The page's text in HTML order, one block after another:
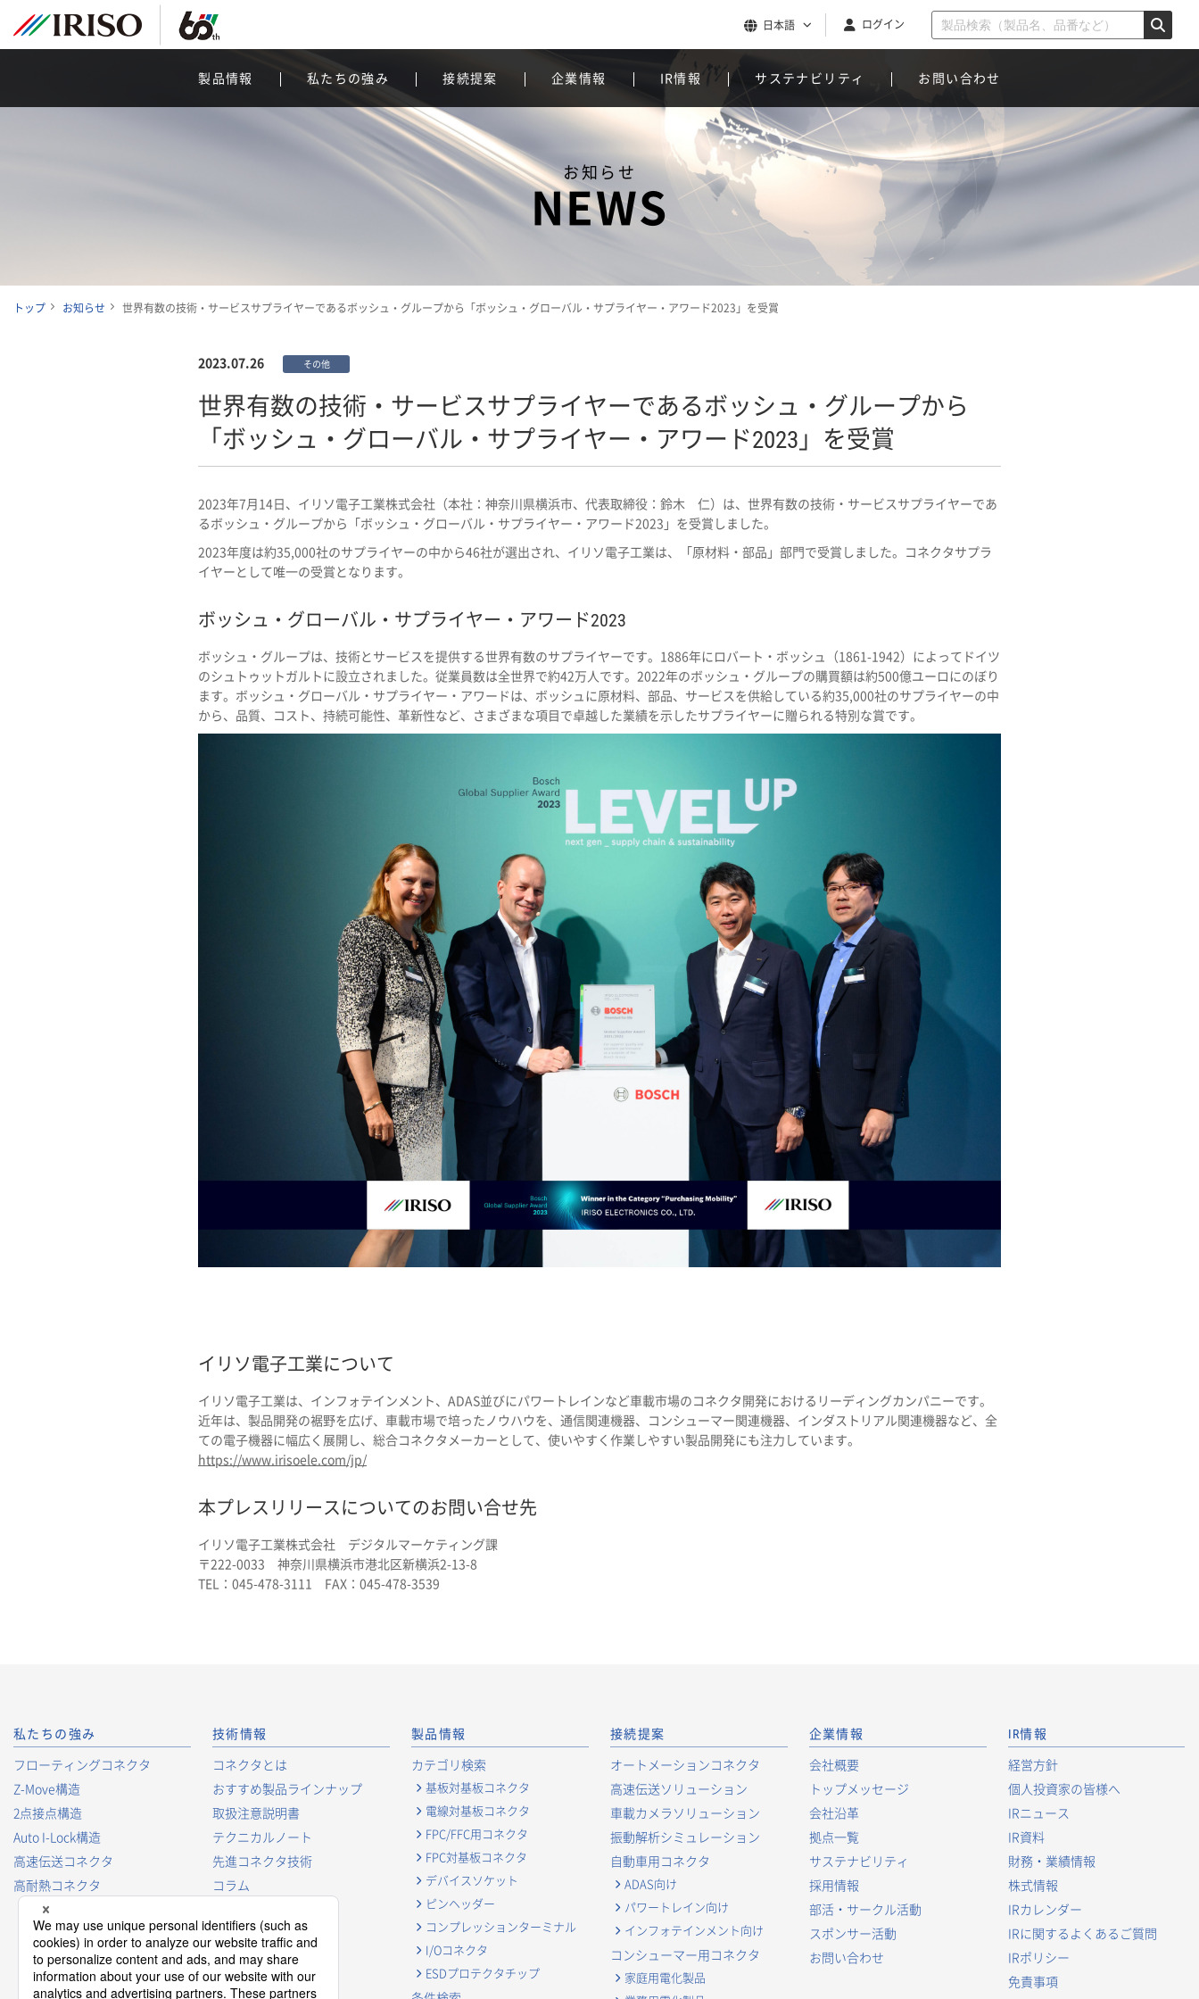
日本語 ログイン
製品情報 私たちの強み 接続提案 企業情報 IR情報 サステナビリティ お問い合わせ
お知らせ
NEWS
トップ お知らせ 世界有数の技術・サービスサプライヤーであるボッシュ・グループから「ボッシュ・グローバル・サプライヤー・アワード2023」を受賞
2023.07.26 その他
世界有数の技術・サービスサプライヤーであるボッシュ・グループから
「ボッシュ・グローバル・サプライヤー・アワード2023」を受賞
2023年7月14日、イリソ電子工業株式会社（本社：神奈川県横浜市、代表取締役：鈴木 仁）は、世界有数の技術・サービスサプライヤーであ
るボッシュ・グループから「ボッシュ・グローバル・サプライヤー・アワード2023」を受賞しました。
2023年度は約35,000社のサプライヤーの中から46社が選出され、イリソ電子工業は、「原材料・部品」部門で受賞しました。コネクタサプラ
イヤーとして唯一の受賞となります。
ボッシュ・グローバル・サプライヤー・アワード2023
ボッシュ・グループは、技術とサービスを提供する世界有数のサプライヤーです。1886年にロバート・ボッシュ（1861-1942）によってドイツ
のシュトゥットガルトに設立されました。従業員数は全世界で約42万人です。2022年のボッシュ・グループの購買額は約500億ユーロにのぼり
ます。ボッシュ・グローバル・サプライヤー・アワードは、ボッシュに原材料、部品、サービスを供給している約35,000社のサプライヤーの中
から、品質、コスト、持続可能性、革新性など、さまざまな項目で卓越した業績を示したサプライヤーに贈られる特別な賞です。
イリソ電子工業について
イリソ電子工業は、インフォテインメント、ADAS並びにパワートレインなど車載市場のコネクタ開発におけるリーディングカンパニーです。
近年は、製品開発の裾野を広げ、車載市場で培ったノウハウを、通信関連機器、コンシューマー関連機器、インダストリアル関連機器など、全
ての電子機器に幅広く展開し、総合コネクタメーカーとして、使いやすく作業しやすい製品開発にも注力しています。
https://www.irisoele.com/jp/
本プレスリリースについてのお問い合せ先
イリソ電子工業株式会社 デジタルマーケティング課
〒222-0033 神奈川県横浜市港北区新横浜2-13-8
TEL：045-478-3111 FAX：045-478-3539
私たちの強み
フローティングコネクタ
Z-Move構造
2点接点構造
Auto I-Lock構造
高速伝送コネクタ
高耐熱コネクタ
技術情報
コネクタとは
おすすめ製品ラインナップ
取扱注意説明書
テクニカルノート
先進コネクタ技術
コラム
コネクタ用語集
プロダクトガイド
コネクタ選択ガイド
製品情報
カテゴリ検索
基板対基板コネクタ
電線対基板コネクタ
FPC/FFC用コネクタ
FPC対基板コネクタ
デバイスソケット
ピンヘッダー
コンプレッションターミナル
I/Oコネクタ
ESDプロテクタチップ
接続提案
オートメーションコネクタ
高速伝送ソリューション
車載カメラソリューション
振動解析シミュレーション
自動車用コネクタ
ADAS向け
パワートレイン向け
インフォテインメント向け
コンシューマー用コネクタ
家庭用電化製品
企業情報
会社概要
トップメッセージ
会社沿革
拠点一覧
サステナビリティ
採用情報
部活・サークル活動
スポンサー活動
お問い合わせ
IR情報
経営方針
個人投資家の皆様へ
IRニュース
IR資料
財務・業績情報
株式情報
IRカレンダー
IRに関するよくあるご質問
IRポリシー
免責事項